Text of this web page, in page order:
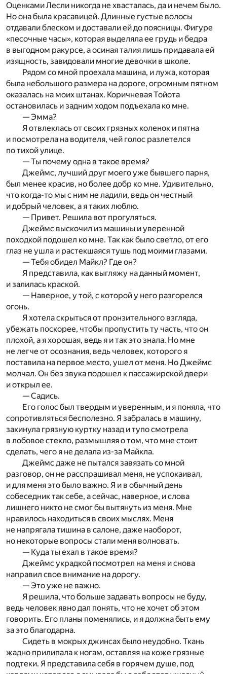
Оценками Лесли никогда не хвасталась, да и нечем было.
Но она была красавицей. Длинные густые волосы
отдавали блеском и доставали ей до поясницы. Фигуре
«песочные часы», которая выделяла ее грудь и бедра
в выгодном ракурсе, а осиная талия лишь придавала ей
изящность, завидовали многие девочки в школе.
Рядом со мной проехала машина, и лужа, которая
была небольшого размера на дороге, огромным пятном
оказалась на моих штанах. Коричневая Тойота
остановилась и задним ходом подъехала ко мне.
— Эмма?
Я отвлеклась от своих грязных коленок и пятна
и посмотрела на водителя, чей голос разлетелся
по тихой улице.
— Ты почему одна в такое время?
Джеймс, лучший друг моего уже бывшего парня,
был менее красив, но более добр ко мне. Удивительно,
что когда-то мы с ним не ладили, ведь он честный
и добрый человек, а я таких люблю.
— Привет. Решила вот прогуляться.
Джеймс выскочил из машины и уверенной
походкой подошел ко мне. Так как было светло, от его
глаз не ушла и растекшаяся тушь под моими глазами.
— Тебя обидел Майкл? Где он?
Я представила, как выгляжу на данный момент,
и залилась краской.
— Наверное, у той, с которой у него разгорелся
огонь.
Я хотела скрыться от пронзительного взгляда,
убежать поскорее, чтобы пропустить ту часть, что он
плохой, а я хорошая, ведь я и так это знала. Но мне
не легче от осознания, ведь человек, которого я
поставила на первое место, ушел от меня. Но Джеймс
молчал. Он без звука подошел к пассажирской двери
и открыл ее.
— Садись.
Его голос был твердым и уверенным, и я поняла, что
сопротивляться бесполезно. Я забралась в машину,
закинула грязную куртку назад и тупо смотрела
в лобовое стекло, размышляя о том, что мне стоит
сделать, чего я не делала из-за Майкла.
Джеймс даже не пытался завязать со мной
разговор, он не расспрашивал меня, не успокаивал,
и для меня это было важно. Я и в обычный день
собеседник так себе, а сейчас, наверное, и слова
лишнего никто не смог бы вытянуть из меня. Мне
нравилось находиться в своих мыслях. Меня
не напрягала тишина в салоне, даже наоборот,
но некоторые вопросы стали меня волновать.
— Куда ты ехал в такое время?
Джеймс украдкой посмотрел на меня и снова
направил свое внимание на дорогу.
— Это уже не важно.
Я решила, что больше задавать вопросы не буду,
ведь человек явно дал понять, что не хочет об этом
говорить. Его планы поменялись, и я должна быть ему
за это благодарна.
Сидеть в мокрых джинсах было неудобно. Ткань
жадно прилипала к ногам, оставляя на коже грязные
подтеки. Я представила себя в горячем душе, под